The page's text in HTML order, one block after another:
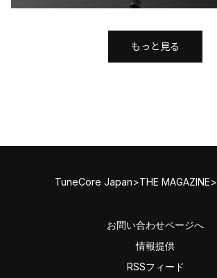
もっと見る
TuneCore Japan>THE MAGAZINE>
お問い合わせページへ
情報提供
RSSフィード